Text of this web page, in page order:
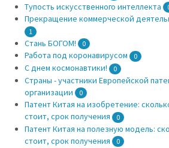
Тупость искусственного интеллекта
Прекращение коммерческой
1
Стань БОГОМ! 0
Работа под коронавирусом 0
С днем космонавтики! 0
Страны - участники Европейской
организации
0
Патент Китая на изобретение:
стоит, срок получения
0
Патент Китая на полезную модель:
стоит, срок получения
0